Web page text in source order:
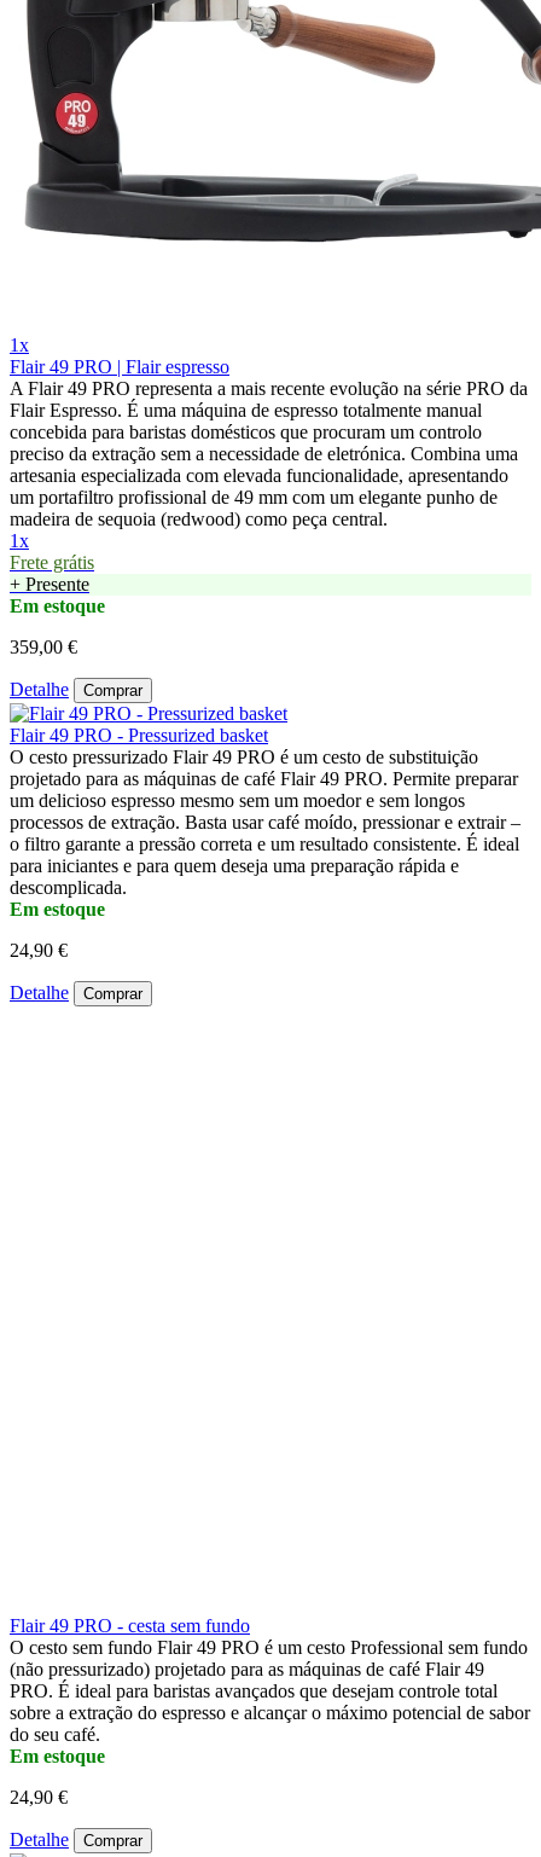
1x
Flair 49 PRO | Flair espresso
A Flair 49 PRO representa a mais recente evolução na série PRO da
Flair Espresso. É uma máquina de espresso totalmente manual
concebida para baristas domésticos que procuram um controlo
preciso da extração sem a necessidade de eletrónica. Combina uma
artesania especializada com elevada funcionalidade, apresentando
um portafiltro profissional de 49 mm com um elegante punho de
madeira de sequoia (redwood) como peça central.
1x
Frete grátis
+ Presente
Em estoque
359,00 €
Detalhe Comprar
Flair 49 PRO - Pressurized basket
O cesto pressurizado Flair 49 PRO é um cesto de substituição
projetado para as máquinas de café Flair 49 PRO. Permite preparar
um delicioso espresso mesmo sem um moedor e sem longos
processos de extração. Basta usar café moído, pressionar e extrair –
o filtro garante a pressão correta e um resultado consistente. É ideal
para iniciantes e para quem deseja uma preparação rápida e
descomplicada.
Em estoque
24,90 €
Detalhe Comprar
Flair 49 PRO - cesta sem fundo
O cesto sem fundo Flair 49 PRO é um cesto Professional sem fundo
(não pressurizado) projetado para as máquinas de café Flair 49
PRO. É ideal para baristas avançados que desejam controle total
sobre a extração do espresso e alcançar o máximo potencial de sabor
do seu café.
Em estoque
24,90 €
Detalhe Comprar